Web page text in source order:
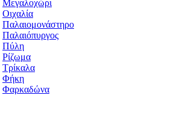
Μεγαλοχώρι
Οιχαλία
Παλαιομονάστηρο
Παλαιόπυργος
Πύλη
Ρίζωμα
Τρίκαλα
Φήκη
Φαρκαδώνα